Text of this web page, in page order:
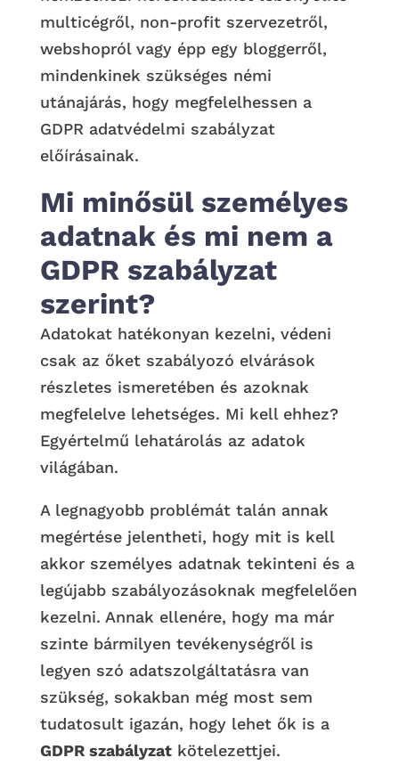
multicégről, non-profit szervezetről,
webshopról vagy épp egy bloggerről,
mindenkinek szükséges némi
utánajárás, hogy megfelelhessen a
GDPR adatvédelmi szabályzat
előírásainak.
Mi minősül személyes
adatnak és mi nem a
GDPR szabályzat
szerint?
Adatokat hatékonyan kezelni, védeni
csak az őket szabályozó elvárások
részletes ismeretében és azoknak
megfelelve lehetséges. Mi kell ehhez?
Egyértelmű lehatárolás az adatok
világában.
A legnagyobb problémát talán annak
megértése jelentheti, hogy mit is kell
akkor személyes adatnak tekinteni és a
legújabb szabályozásoknak megfelelően
kezelni. Annak ellenére, hogy ma már
szinte bármilyen tevékenységről is
legyen szó adatszolgáltatásra van
szükség, sokakban még most sem
tudatosult igazán, hogy lehet ők is a
GDPR szabályzatkötelezettjei.